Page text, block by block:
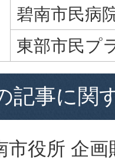
碧南市民病
東部市民プ
記事に関
市役所 企